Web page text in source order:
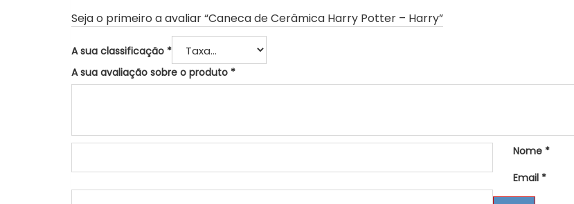
Seja o primeiro a avaliar “Caneca de Cerâmica Harry Potter – Harry”
A sua classificação *
A sua avaliação sobre o produto *
Nome *
Email *